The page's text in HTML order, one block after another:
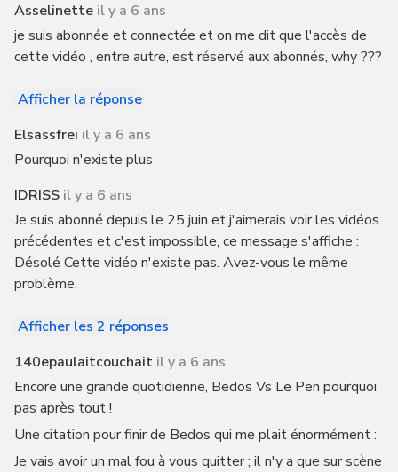
Asselinette il y a 6 ans
je suis abonnée et connectée et on me dit que l'accès de
cette vidéo , entre autre, est réservé aux abonnés, why ???
Afficher la réponse
Elsassfrei il y a 6 ans
Pourquoi n'existe plus
IDRISS il y a 6 ans
Je suis abonné depuis le 25 juin et j'aimerais voir les vidéos
précédentes et c'est impossible, ce message s'affiche :
Désolé Cette vidéo n'existe pas. Avez-vous le même
problème.
Afficher les 2 réponses
140epaulaitcouchait il y a 6 ans
Encore une grande quotidienne, Bedos Vs Le Pen pourquoi
pas après tout !
Une citation pour finir de Bedos qui me plait énormément :
Je vais avoir un mal fou à vous quitter ; il n'y a que sur scène